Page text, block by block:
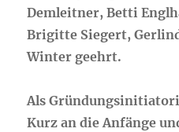
Demleitner, Betti
Brigitte Siegert,
Winter geehrt.
Als
Kurz an die Anfänge